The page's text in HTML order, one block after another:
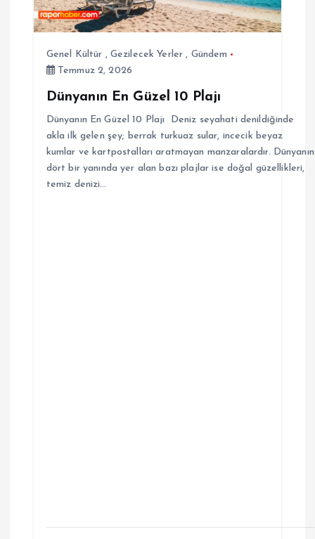
Genel Kültür , Gezilecek Yerler , Gündem
Temmuz 2, 2026
Dünyanın En Güzel 10 Plajı
Dünyanın En Güzel 10 Plajı Deniz seyahati denildiğinde
akla ilk gelen şey; berrak turkuaz sular, incecik beyaz
kumlar ve kartpostalları aratmayan manzaralardır. Dünyanın
dört bir yanında yer alan bazı plajlar ise doğal güzellikleri,
temiz denizi…